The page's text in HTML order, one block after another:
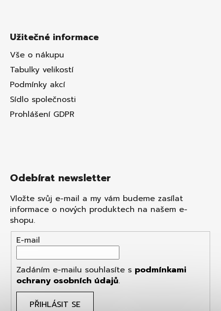
Užitečné informace
Vše o nákupu
Tabulky velikostí
Podmínky akcí
Sídlo společnosti
Prohlášení GDPR
Odebírat newsletter
Vložte svůj e-mail a my vám budeme zasílat
informace o nových produktech na našem e-
shopu.
E-mail
Zadáním e-mailu souhlasíte s podmínkami
ochrany osobních údajů.
PŘIHLÁSIT SE